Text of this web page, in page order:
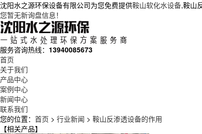
沈阳水之源环保设备有限公司为您免费提供鞍山软化水设备,鞍山
您暂无新询盘信息！
服务咨询热线： 13940085673
首页
关于我们
产品中心
案例中心
新闻中心
联系我们
您的位置： 首页 > 行业新闻 > 鞍山反渗透设备的作用
【相关产品】